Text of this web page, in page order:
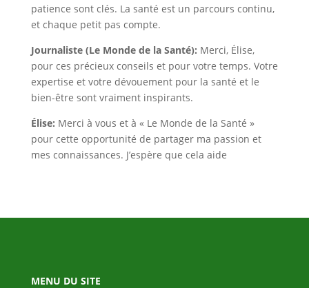
patience sont clés. La santé est un parcours continu,
et chaque petit pas compte.
Journaliste (Le Monde de la Santé): Merci, Élise,
pour ces précieux conseils et pour votre temps. Votre
expertise et votre dévouement pour la santé et le
bien-être sont vraiment inspirants.
Élise: Merci à vous et à « Le Monde de la Santé »
pour cette opportunité de partager ma passion et
mes connaissances. J’espère que cela aide
MENU DU SITE